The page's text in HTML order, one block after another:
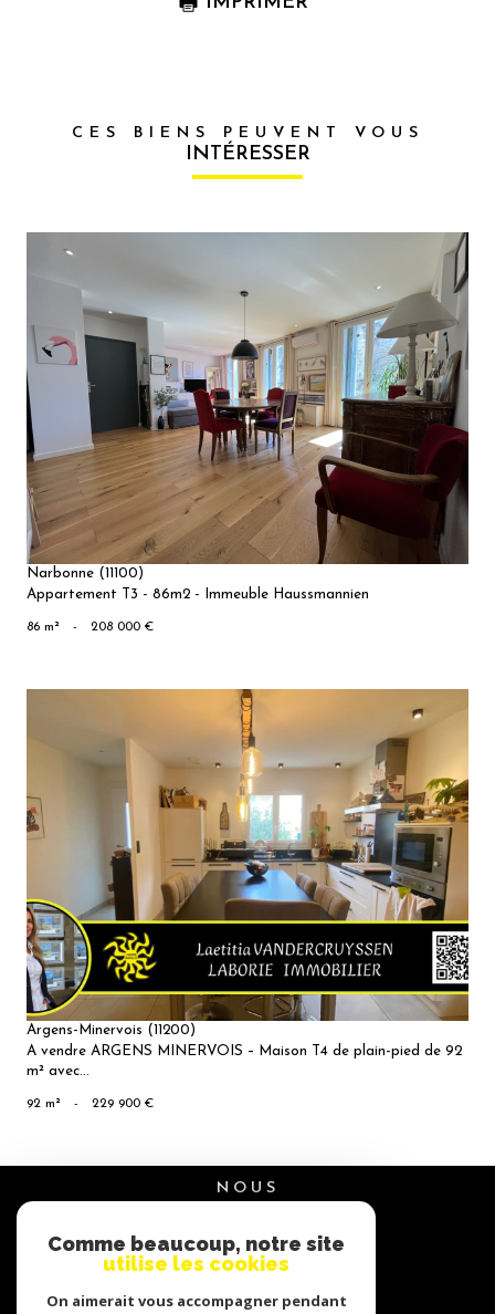
CES BIENS PEUVENT VOUS
INTÉRESSER
VOIR LE
BIEN
Narbonne (11100)
Appartement T3 - 86m2 - Immeuble Haussmannien
86 m² - 208 000 €
VOIR LE
BIEN
Argens-Minervois (11200)
A vendre ARGENS MINERVOIS – Maison T4 de plain-pied de 92
m² avec...
92 m² - 229 900 €
NOUS
NOUS
Comme beaucoup, notre site
utilise les cookies
On aimerait vous accompagner pendant